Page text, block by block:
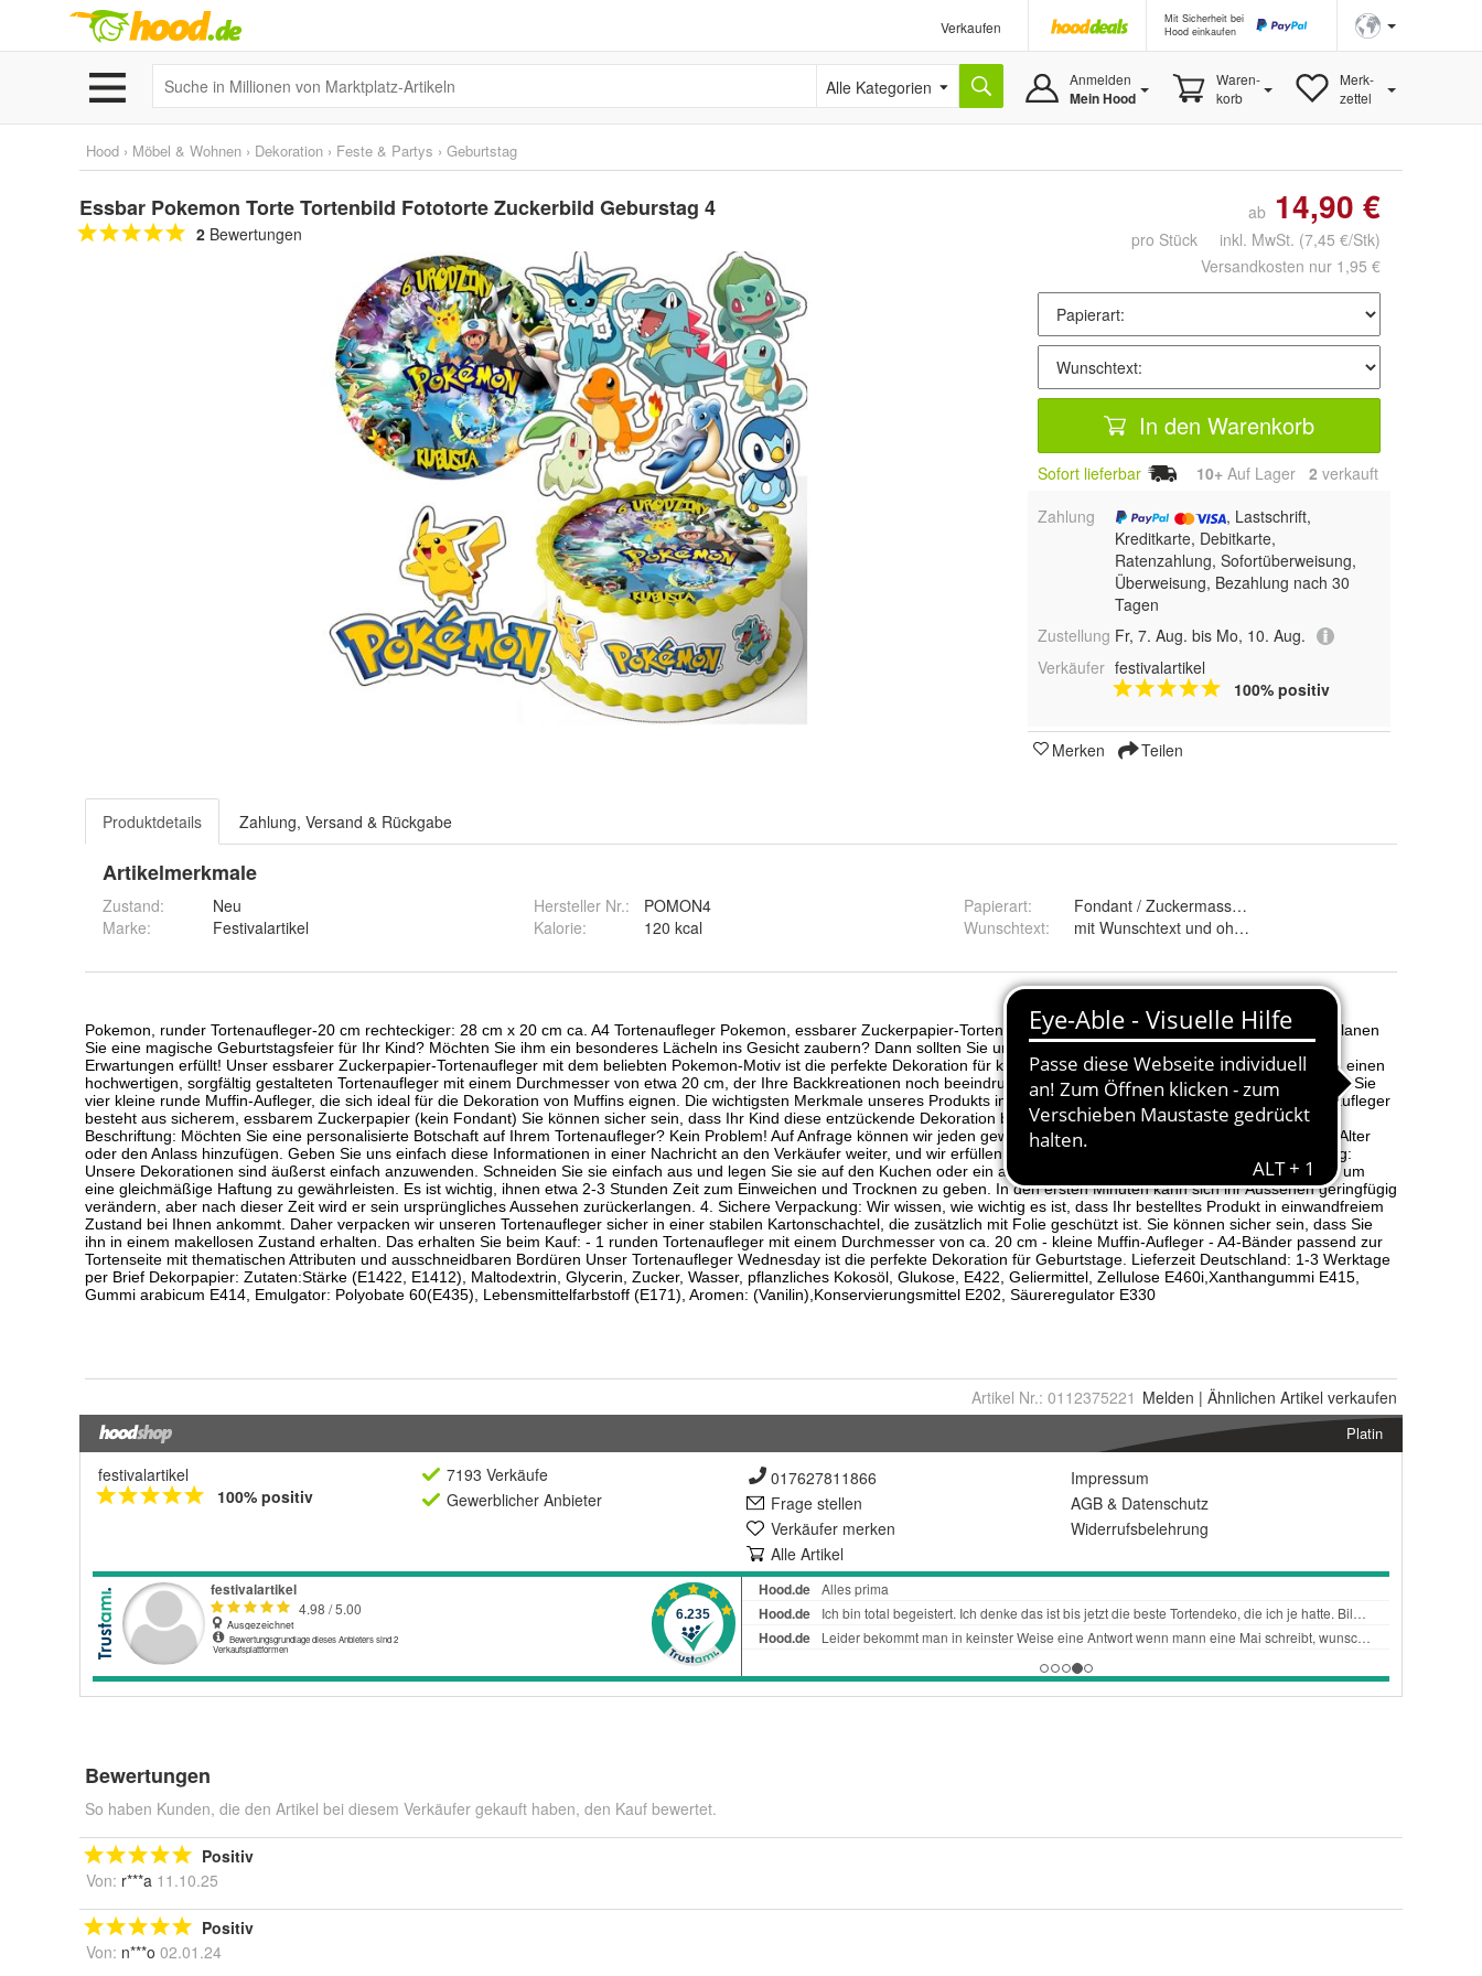
Verkaufen
Mit Sicherheit bei
Hood einkaufen
Alle Kategorien Anmelden
Mein Hood
Waren-
korb
Merk-
zettel
Hood › Möbel & Wohnen › Dekoration › Feste & Partys › Geburtstag
Essbar Pokemon Torte Tortenbild Fototorte Zuckerbild Geburstag 4
2 Bewertungen
ab 14,90 €
pro Stück inkl. MwSt. (7,45 €/Stk)
Versandkosten nur 1,95 €
In den Warenkorb
Sofort lieferbar 10+ Auf Lager 2 verkauft
Zahlung
, Lastschrift,
Kreditkarte, Debitkarte,
Ratenzahlung, Sofortüberweisung,
Überweisung, Bezahlung nach 30
Tagen
Zustellung Fr, 7. Aug. bis Mo, 10. Aug.
Verkäufer festivalartikel
100% positiv
Merken Teilen
Produktdetails Zahlung, Versand & Rückgabe
Artikelmerkmale
Zustand:
Neu
Marke:
Festivalartikel
Hersteller Nr.:
POMON4
Kalorie: 120 kcal
Papierart:
Wunschtext: mit Wunschtext und ohne Wunschtext
Artikel Nr.: 0112375221 Melden | Ähnlichen Artikel verkaufen
Platin
festivalartikel
100% positiv
7193 Verkäufe
Gewerblicher Anbieter
017627811866
Frage stellen
Verkäufer merken
Alle Artikel
Impressum
AGB & Datenschutz
Widerrufsbelehrung
Bewertungen
So haben Kunden, die den Artikel bei diesem Verkäufer gekauft haben, den Kauf bewertet.
Positiv
Von: r***a 11.10.25
Positiv
Von: n***o 02.01.24